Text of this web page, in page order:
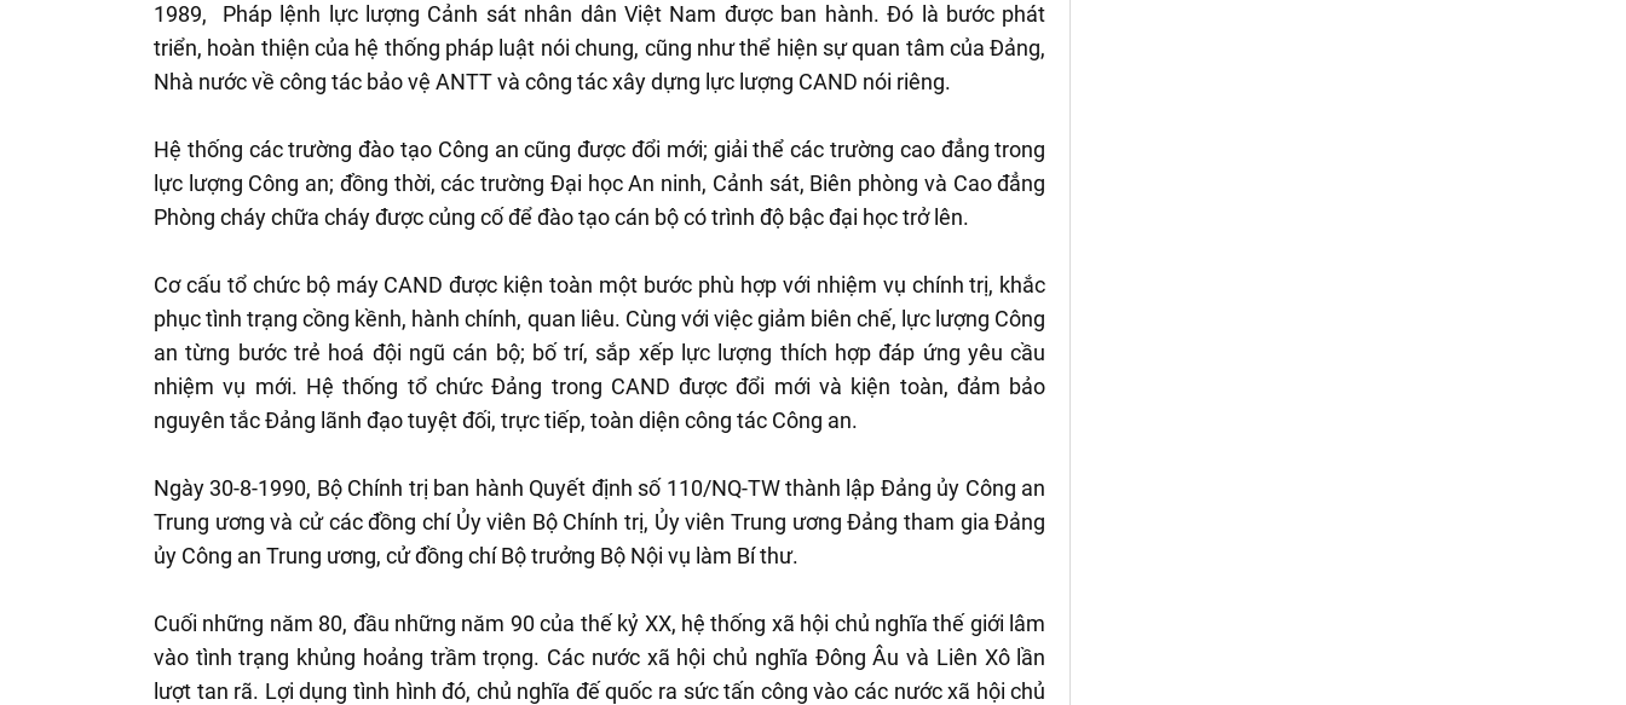
1989, Pháp lệnh lực lượng Cảnh sát nhân dân Việt Nam được ban hành. Đó là bước phát
triển, hoàn thiện của hệ thống pháp luật nói chung, cũng như thể hiện sự quan tâm của Đảng,
Nhà nước về công tác bảo vệ ANTT và công tác xây dựng lực lượng CAND nói riêng.
Hệ thống các trường đào tạo Công an cũng được đổi mới; giải thể các trường cao đẳng trong
lực lượng Công an; đồng thời, các trường Đại học An ninh, Cảnh sát, Biên phòng và Cao đẳng
Phòng cháy chữa cháy được củng cố để đào tạo cán bộ có trình độ bậc đại học trở lên.
Cơ cấu tổ chức bộ máy CAND được kiện toàn một bước phù hợp với nhiệm vụ chính trị, khắc
phục tình trạng cồng kềnh, hành chính, quan liêu. Cùng với việc giảm biên chế, lực lượng Công
an từng bước trẻ hoá đội ngũ cán bộ; bố trí, sắp xếp lực lượng thích hợp đáp ứng yêu cầu
nhiệm vụ mới. Hệ thống tổ chức Đảng trong CAND được đổi mới và kiện toàn, đảm bảo
nguyên tắc Đảng lãnh đạo tuyệt đối, trực tiếp, toàn diện công tác Công an.
Ngày 30-8-1990, Bộ Chính trị ban hành Quyết định số 110/NQ-TW thành lập Đảng ủy Công an
Trung ương và cử các đồng chí Ủy viên Bộ Chính trị, Ủy viên Trung ương Đảng tham gia Đảng
ủy Công an Trung ương, cử đồng chí Bộ trưởng Bộ Nội vụ làm Bí thư.
Cuối những năm 80, đầu những năm 90 của thế kỷ XX, hệ thống xã hội chủ nghĩa thế giới lâm
vào tình trạng khủng hoảng trầm trọng. Các nước xã hội chủ nghĩa Đông Âu và Liên Xô lần
lượt tan rã. Lợi dụng tình hình đó, chủ nghĩa đế quốc ra sức tấn công vào các nước xã hội chủ